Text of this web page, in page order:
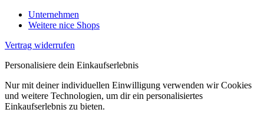
Unternehmen
Weitere nice Shops
Vertrag widerrufen
Personalisiere dein Einkaufserlebnis
Nur mit deiner individuellen Einwilligung verwenden wir Cookies
und weitere Technologien, um dir ein personalisiertes
Einkaufserlebnis zu bieten.